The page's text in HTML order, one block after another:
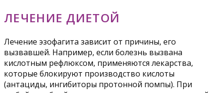
ЛЕЧЕНИЕ ДИЕТОЙ
Лечение эзофагита зависит от причины, его
вызвавшей. Например, если болезнь вызвана
кислотным рефлюксом, применяются лекарства,
которые блокируют производство кислоты
(антациды, ингибиторы протонной помпы). При